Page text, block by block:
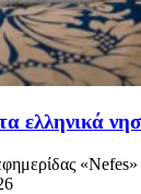
ελληνικά
«Nefes»